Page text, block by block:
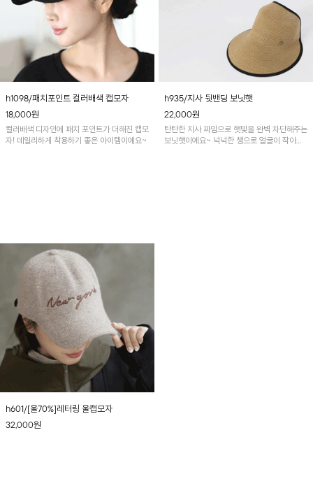
h1098/패치포인트 컬러배색 캡모자
18,000원
컬러배색 디자인에 패치 포인트가 더해진 캡모
자! 데일리하게 착용하기 좋은 아이템이에요~
h935/지사 뒷밴딩 보닛햇
22,000원
탄탄한 지사 짜임으로 햇빛을 완벽 차단해주는
보닛햇이에요~ 넉넉한 챙으로 얼굴이 작아보
h601/[울70%]레터링 울캡모자
32,000원